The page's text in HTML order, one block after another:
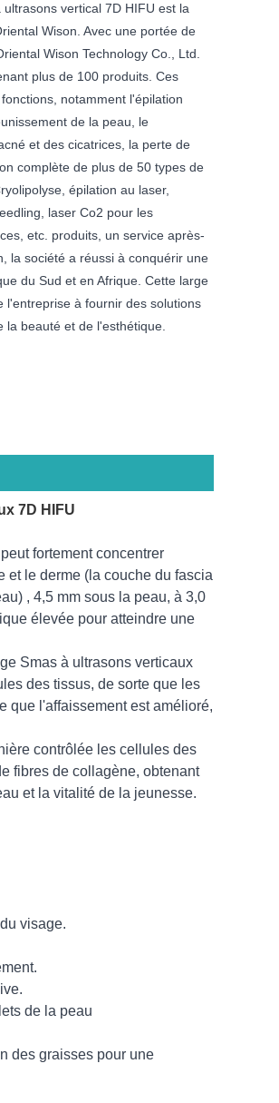
vertical 7D HIFU est la
Wison. Avec une portée de
Wison Technology Co., Ltd.
plus de 100 produits. Ces
notamment l'épilation
de la peau, le
et des cicatrices, la perte de
complète de plus de 50 types de
épilation au laser,
laser Co2 pour les
etc. produits, un service après-
la société a réussi à conquérir une
du Sud et en Afrique. Cette large
l'entreprise à fournir des solutions
la beauté et de l'esthétique.
7D HIFU
fortement concentrer
et le derme (la couche du fascia
, 4,5 mm sous la peau, à 3,0
élevée pour atteindre une
Smas à ultrasons verticaux
des tissus, de sorte que les
que l'affaissement est amélioré,
contrôlée les cellules des
fibres de collagène, obtenant
et la vitalité de la jeunesse.
visage.
de la peau
des graisses pour une